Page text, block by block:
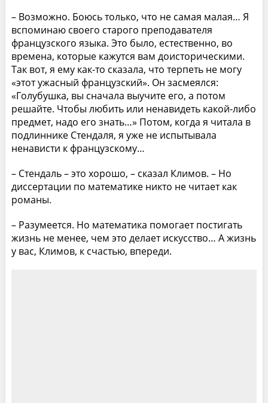
– Возможно. Боюсь только, что не самая малая… Я
вспоминаю своего старого преподавателя
французского языка. Это было, естественно, во
времена, которые кажутся вам доисторическими.
Так вот, я ему как-то сказала, что терпеть не могу
«этот ужасный французский». Он засмеялся:
«Голубушка, вы сначала выучите его, а потом
решайте. Чтобы любить или ненавидеть какой-либо
предмет, надо его знать…» Потом, когда я читала в
подлиннике Стендаля, я уже не испытывала
ненависти к французскому…
– Стендаль – это хорошо, – сказал Климов. – Но
диссертации по математике никто не читает как
романы.
– Разумеется. Но математика помогает постигать
жизнь не менее, чем это делает искусство… А жизнь
у вас, Климов, к счастью, впереди.